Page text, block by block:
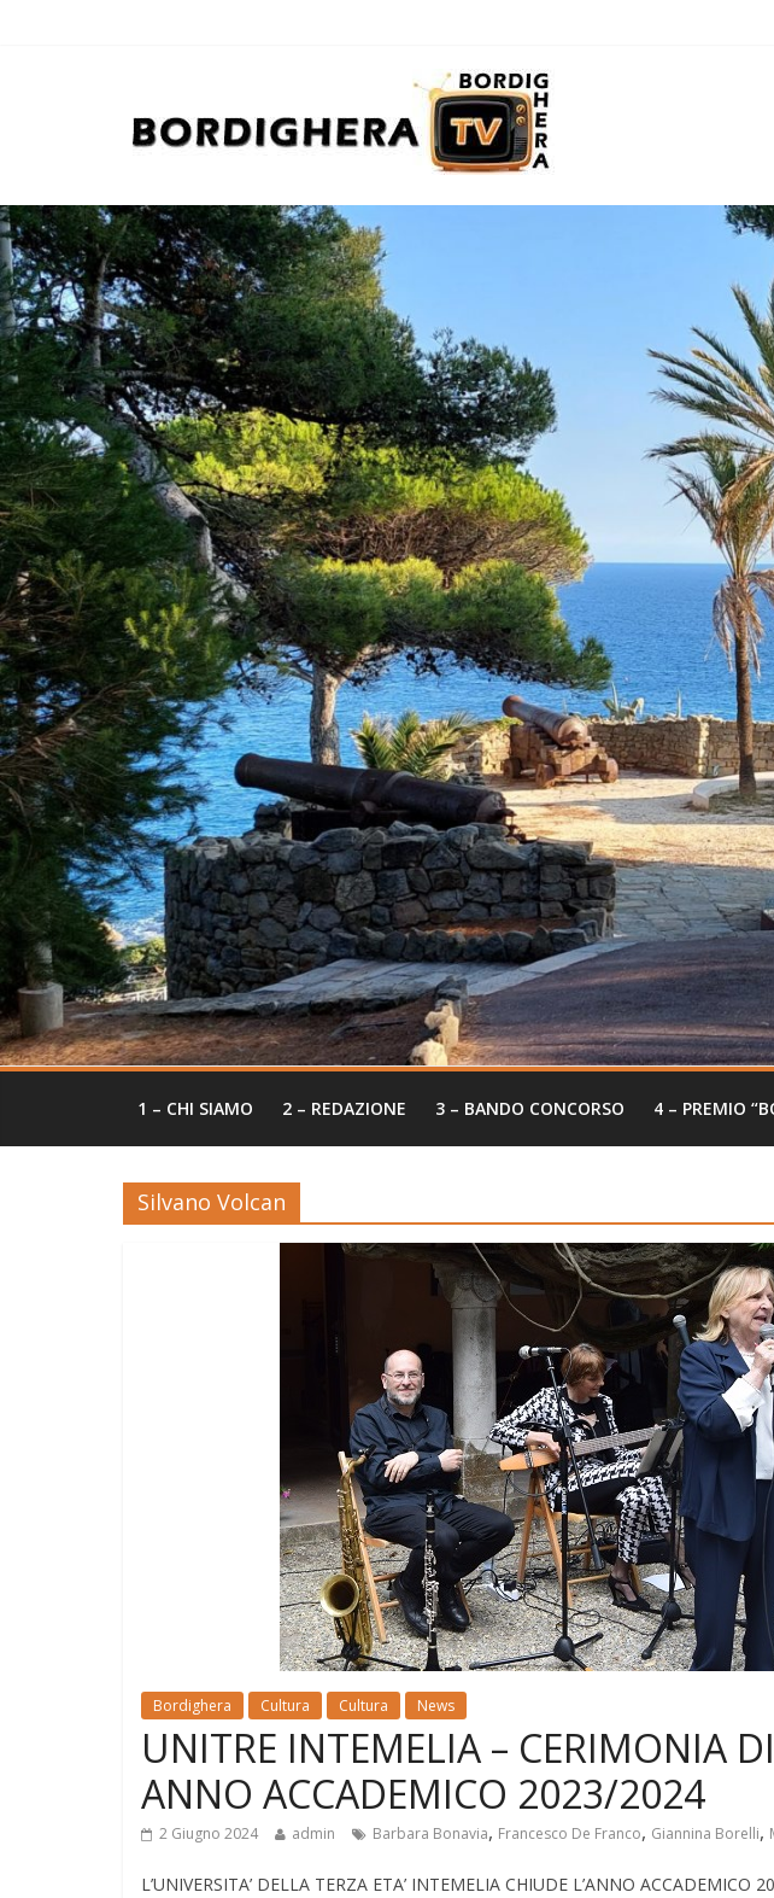
1 – CHI SIAMO 2 – REDAZIONE 3 – BANDO CONCORSO 4 – PREMIO
Silvano Volcan
Bordighera Cultura Cultura News
UNITRE INTEMELIA – CERIMONIA
ANNO ACCADEMICO 2023/2024
2 Giugno 2024 admin Barbara Bonavia, Francesco De Franco, Giannina Borelli,
L’UNIVERSITA’ DELLA TERZA ETA’ INTEMELIA CHIUDE L’ANNO ACCADEMICO